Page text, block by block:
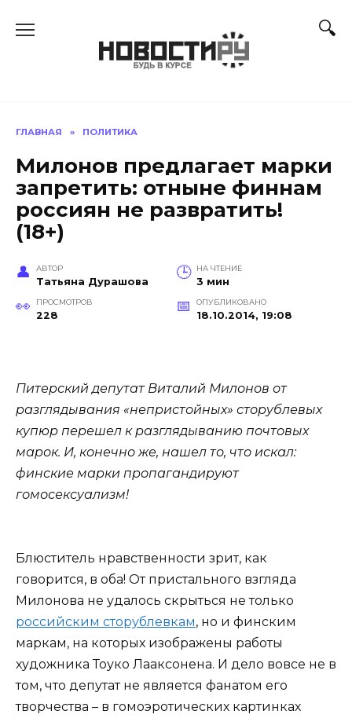
ГЛАВНАЯ » ПОЛИТИКА
Милонов предлагает марки
запретить: отныне финнам
россиян не развратить!
(18+)
АВТОР
Татьяна Дурашова
НА ЧТЕНИЕ
3 мин
ПРОСМОТРОВ
228
ОПУБЛИКОВАНО
18.10.2014, 19:08
Питерский депутат Виталий Милонов от
разглядывания «непристойных» сторублевых
купюр перешел к разглядыванию почтовых
марок. И, конечно же, нашел то, что искал:
финские марки пропагандируют
гомосексуализм!
Блюститель нравственности зрит, как
говорится, в оба! От пристального взгляда
Милонова не удалось скрыться не только
российским сторублевкам, но и финским
маркам, на которых изображены работы
художника Тоуко Лааксонена. И дело вовсе не в
том, что депутат не является фанатом его
творчества – в гомоэротических картинках